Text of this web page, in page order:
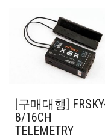
[구매대행] FRSKY
8/16CH
TELEMETRY